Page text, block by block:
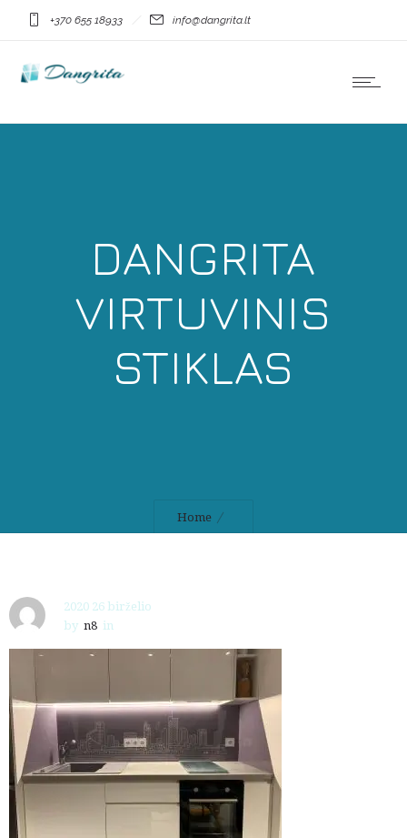
+370 655 18933 info@dangrita.lt
DANGRITA
VIRTUVINIS
STIKLAS
Home
2020 26 birželio
by n8 in